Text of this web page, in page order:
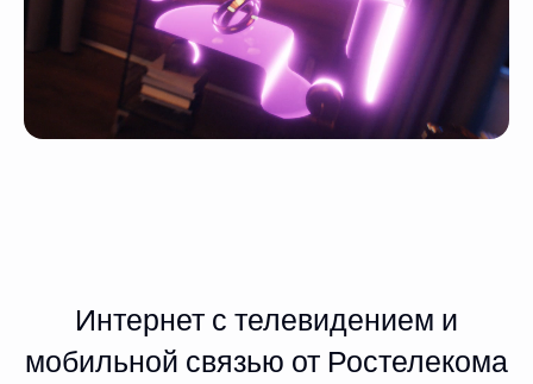
Интернет с телевидением и
мобильной связью от Ростелекома